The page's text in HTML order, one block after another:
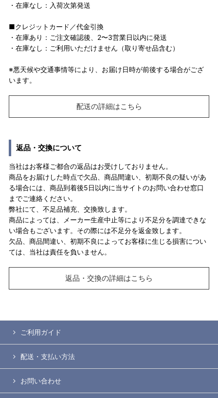
・在庫なし：入荷次第発送
■クレジットカード／代金引換
・在庫あり：ご注文確認後、2〜3営業日以内に発送
・在庫なし：ご利用いただけません（取り寄せ品含む）
※悪天候や交通事情等により、お届け日時が前後する場合がござ
います。
配送の詳細はこちら
返品・交換について
当社はお客様ご都合の返品はお受けしておりません。
商品をお届けした時点で欠品、商品間違い、初期不良の疑いがあ
る場合には、商品到着後5日以内に当サイトのお問い合わせ窓口
までご連絡ください。
弊社にて、不足品補充、交換致します。
商品によっては、メーカー生産中止等により不足分を調達できな
い場合もございます。その際には不足分を返金致します。
欠品、商品間違い、初期不良によってお客様に生じる損害につい
ては、当社は責任を負いません。
返品・交換の詳細はこちら
ご利用ガイド
配送・支払い方法
お問い合わせ